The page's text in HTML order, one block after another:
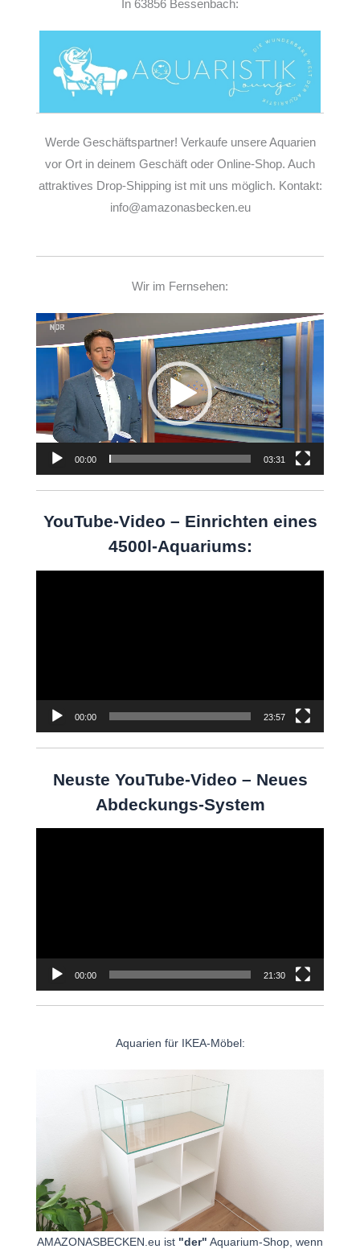
In 63856 Bessenbach:
Werde Geschäftspartner! Verkaufe unsere Aquarien
vor Ort in deinem Geschäft oder Online-Shop. Auch
attraktives Drop-Shipping ist mit uns möglich. Kontakt:
info@amazonasbecken.eu
Wir im Fernsehen:
Player
00:00 03:31
YouTube-Video – Einrichten eines
4500l-Aquariums:
00:00 23:57
Neuste YouTube-Video – Neues
Abdeckungs-System
00:00 21:30
Aquarien für IKEA-Möbel:
AMAZONASBECKEN.eu ist "der" Aquarium-Shop, wenn